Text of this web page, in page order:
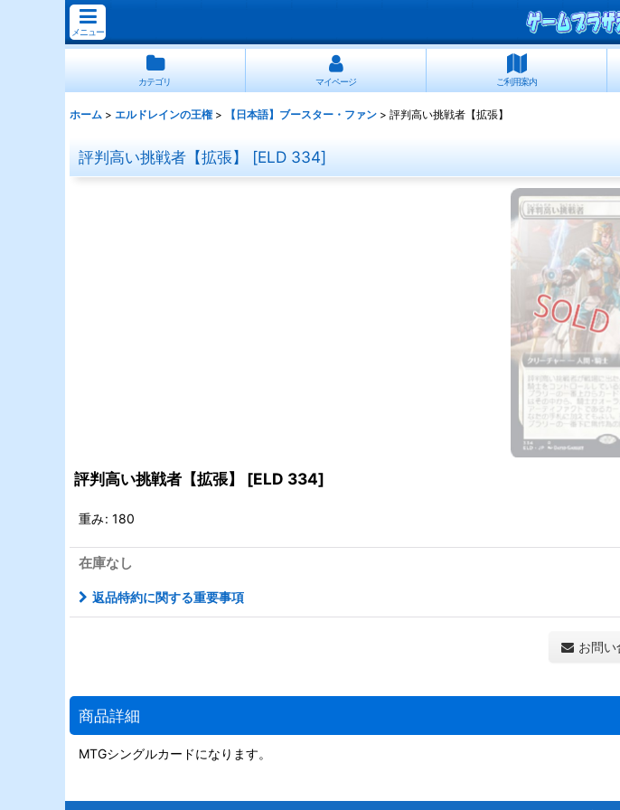
メニュー
カテゴリ マイページ ご利用案内
ホーム > エルドレインの王権 > 【日本語】ブースター・ファン > 評判高い挑戦者【拡張】
評判高い挑戦者【拡張】 [ELD 334]
評判高い挑戦者【拡張】 [ELD 334]
重み: 180
在庫なし
返品特約に関する重要事項
お問い
商品詳細
MTGシングルカードになります。